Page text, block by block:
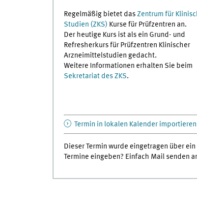
Regelmäßig bietet dasZentrum für
Studien (ZKS) Kurse für Prüfzentren an.
Der heutige Kurs ist als ein Grund- und
Refresherkurs für Prüfzentren Klinischer
Arzneimittelstudien gedacht.
Weitere Informationen erhalten Sie beim
Sekretariat des ZKS.
Termin in lokalen Kalender importieren
Dieser Termin wurde eingetragen über
Termine eingeben? Einfach Mail senden